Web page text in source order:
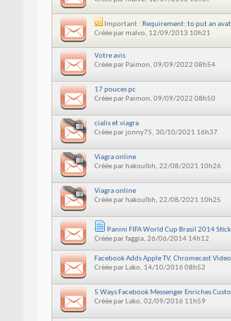
Important : Requirement: to put an
Créée parmalvo, 12/09/2013 10h21
Votre avis
Créée par Paimon, 09/09/2022 08h54
17 pouces pc
Créée par Paimon, 09/09/2022 08h50
cialis et viagra
Créée par jonny75, 30/10/2021 16h37
Viagra online
Créée par hakoulbh, 22/08/2021 10h26
Viagra online
Créée par hakoulbh, 22/08/2021 10h25
Panini FIFA World Cup Brasil 2014
Créée parfaggia, 26/06/2014 14h12
Facebook Adds Apple TV, Chromecast
Créée par Lako, 14/10/2016 08h52
5 Ways Facebook Messenger Enriches
Créée par Lako, 02/09/2016 11h59